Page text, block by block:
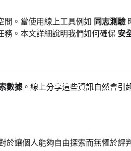
間。當使用線上工具例如 同志測驗
務。本文詳細說明我們如何確保 安
數據 。線上分享這些資訊自然會引
於讓個人能夠自由探索而無懼於評